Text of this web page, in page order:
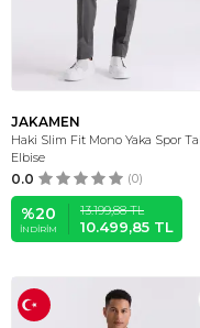
JAKAMEN
Haki Slim Fit Mono Yaka Spor
Elbise
0.0 (0)
%20
İNDIRIM
13.199,88TL
10.499,85 TL